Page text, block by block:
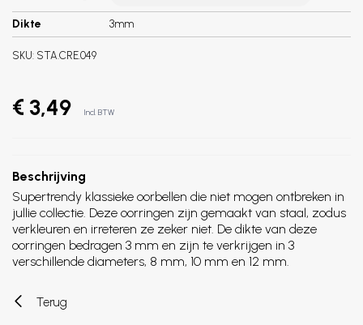
Dikte 3mm
SKU: STA.CRE.049
€ 3,49 Incl. BTW
Beschrijving
Supertrendy klassieke oorbellen die niet mogen ontbreken in
jullie collectie. Deze oorringen zijn gemaakt van staal, zodus
verkleuren en irreteren ze zeker niet. De dikte van deze
oorringen bedragen 3 mm en zijn te verkrijgen in 3
verschillende diameters, 8 mm, 10 mm en 12 mm.
Terug